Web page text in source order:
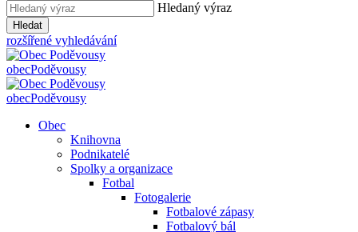
Hledaný výraz
Hledat
rozšířené vyhledávání
obecPoděvousy
obecPoděvousy
Obec
Knihovna
Podnikatelé
Spolky a organizace
Fotbal
Fotogalerie
Fotbalové zápasy
Fotbalový bál